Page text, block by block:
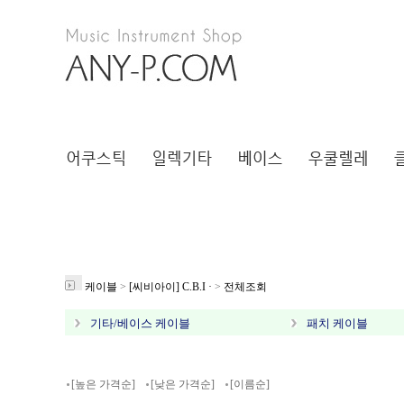
케이블 > [씨비아이] C.B.I · > 전체조회
기타/베이스 케이블 패치 케이블
[높은 가격순] [낮은 가격순] [이름순]